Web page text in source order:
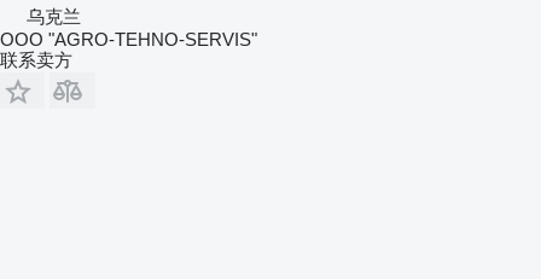
乌克兰
OOO "AGRO-TEHNO-SERVIS"
联系卖方